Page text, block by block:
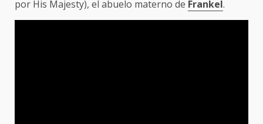
por His Majesty), el abuelo materno de Frankel.